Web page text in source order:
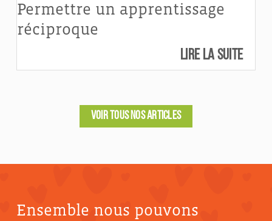
Permettre un apprentissage
réciproque
Lire la suite
VOIR TOUS NOS ARTICLES
Ensemble nous pouvons